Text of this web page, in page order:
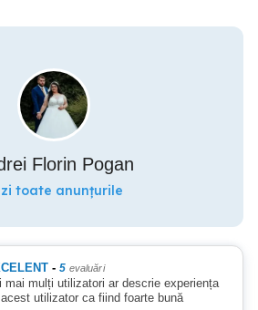
Florin Pogan
toate anunțurile
- 5 evaluări
mai mulți utilizatori ar descrie experiența
utilizator ca fiind foarte bună